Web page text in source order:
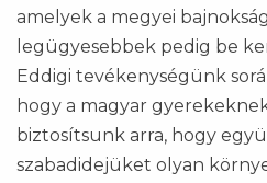
amelyek a megyei
legügyesebbek pedig be
Eddigi tevékenységünk
hogy a magyar
biztosítsunk arra, hogy
szabadidejüket olyan